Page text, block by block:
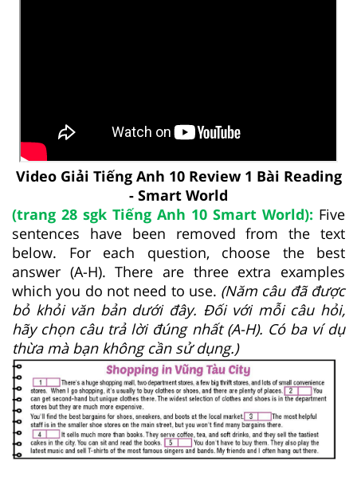
Video Giải Tiếng Anh 10 Review 1 Bài Reading
- Smart World
(trang 28 sgk Tiếng Anh 10 Smart World): Five
sentences have been removed from the text
below. For each question, choose the best
answer (A-H). There are three extra examples
which you do not need to use. (Năm câu đã được
bỏ khỏi văn bản dưới đây. Đối với mỗi câu hỏi,
hãy chọn câu trả lời đúng nhất (A-H). Có ba ví dụ
thừa mà bạn không cần sử dụng.)